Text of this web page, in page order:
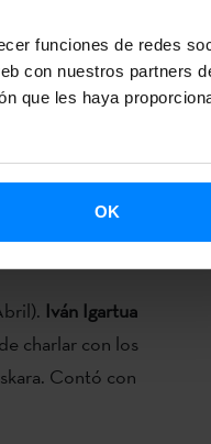
funciones de redes
con nuestros partners
que les haya
OK
Mintzanet,
formativas,
Iván Igartua
charlar con los
Contó con